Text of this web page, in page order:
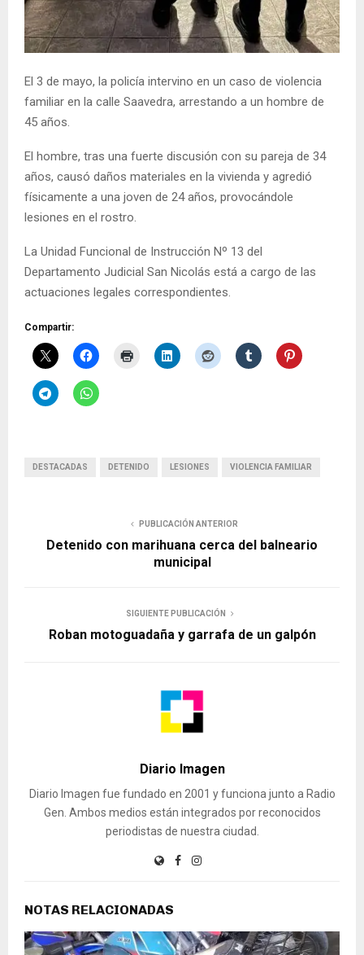
El 3 de mayo, la policía intervino en un caso de violencia
familiar en la calle Saavedra, arrestando a un hombre de
45 años.
El hombre, tras una fuerte discusión con su pareja de 34
años, causó daños materiales en la vivienda y agredió
físicamente a una joven de 24 años, provocándole
lesiones en el rostro.
La Unidad Funcional de Instrucción Nº 13 del
Departamento Judicial San Nicolás está a cargo de las
actuaciones legales correspondientes.
Compartir:
DESTACADAS DETENIDO LESIONES VIOLENCIA FAMILIAR
PUBLICACIÓN ANTERIOR
Detenido con marihuana cerca del balneario
municipal
SIGUIENTE PUBLICACIÓN
Roban motoguadaña y garrafa de un galpón
Diario Imagen
Diario Imagen fue fundado en 2001 y funciona junto a Radio
Gen. Ambos medios están integrados por reconocidos
periodistas de nuestra ciudad.
NOTAS RELACIONADAS